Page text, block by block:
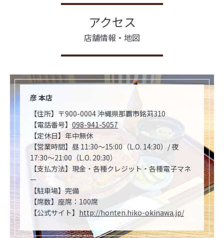
アクセス
店舗情報・地図
彦 本店
【住所】〒900-0004 沖縄県那覇市銘苅310
【電話番号】 098-941-5057
【定休日】年中無休
【営業時間】昼 11:30～15:00（L.O. 14:30）/ 夜
17:30～21:00（L.O. 20:30）
【支払方法】現金・各種クレジット・各種電子マネ
ー
【駐車場】完備
【席数】座席：100席
【公式サイト】 http://honten.hiko-okinawa.jp/